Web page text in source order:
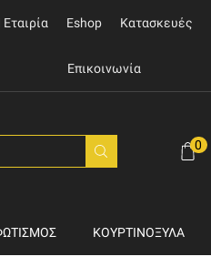
Εταιρία Eshop Κατασκευές
Επικοινωνία
0
ΚΟΥΡΤΙΝΌΞΥΛΑ